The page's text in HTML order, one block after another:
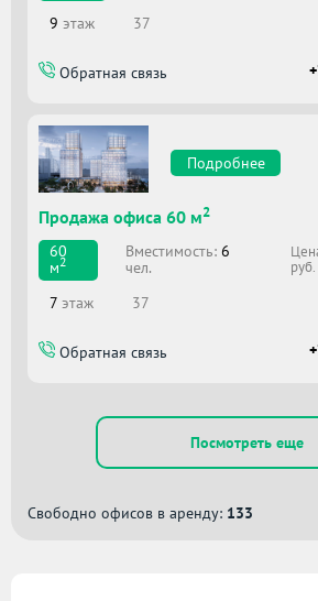
9 этаж 37
Обратная связь
Подробнее
Продажа офиса 60 м2
60
м2
Вместимоcть: 6
чел.
руб.
7 этаж 37
Обратная связь
Посмотреть еще
Свободно офисов в аренду: 133